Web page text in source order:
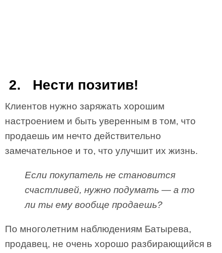
2. Нести позитив!
Клиентов нужно заряжать хорошим
настроением и быть уверенным в том, что
продаешь им нечто действительно
замечательное и то, что улучшит их жизнь.
Если покупатель не становится
счастливей, нужно подумать — а то
ли ты ему вообще продаешь?
По многолетним наблюдениям Батырева,
продавец, не очень хорошо разбирающийся в